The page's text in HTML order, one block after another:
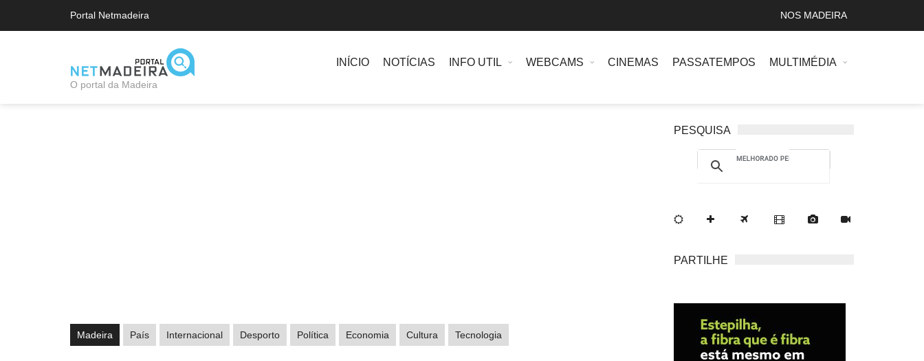
Portal Netmadeira NOS MADEIRA
O portal da Madeira
INÍCIO NOTÍCIAS INFO UTIL WEBCAMS CINEMAS PASSATEMPOS MULTIMÉDIA
Madeira País Internacional Desporto Política Economia Cultura Tecnologia
PESQUISA
PARTILHE